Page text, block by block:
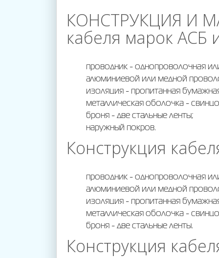
Компании
Каталог
Магазины
Галерея
КОНСТРУКЦИЯ И
кабеля марок АСБ
проводник - однопроволочная
алюминиевой или медной
изоляция - пропитанная
металлическая оболочка -
броня - две стальные ленты;
наружный покров.
Конструкция
проводник - однопроволочная
алюминиевой или медной
изоляция - пропитанная
металлическая оболочка -
броня - две стальные ленты.
Конструкция